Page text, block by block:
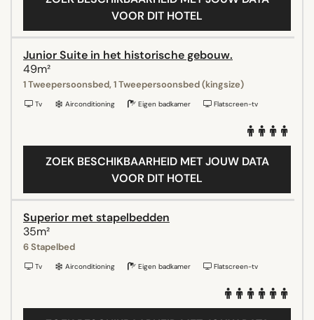
VOOR DIT HOTEL
Junior Suite in het historische gebouw.
49m²
1 Tweepersoonsbed, 1 Tweepersoonsbed (kingsize)
Tv Airconditioning Eigen badkamer Flatscreen-tv
ZOEK BESCHIKBAARHEID MET JOUW DATA
VOOR DIT HOTEL
Superior met stapelbedden
35m²
6 Stapelbed
Tv Airconditioning Eigen badkamer Flatscreen-tv